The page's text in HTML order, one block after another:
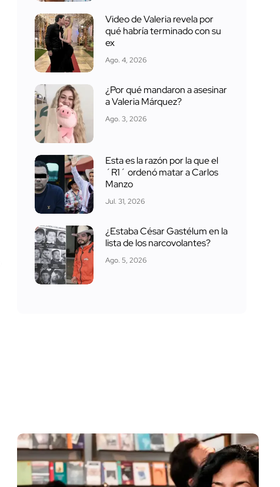
Video de Valeria revela por
qué habría terminado con su
ex
Ago. 4, 2026
¿Por qué mandaron a asesinar
a Valeria Márquez?
Ago. 3, 2026
Esta es la razón por la que el
´R1´ ordenó matar a Carlos
Manzo
Jul. 31, 2026
¿Estaba César Gastélum en la
lista de los narcovolantes?
Ago. 5, 2026